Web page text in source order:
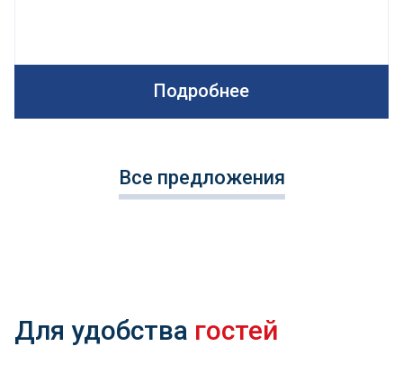
Подробнее
Все предложения
Для удобства гостей